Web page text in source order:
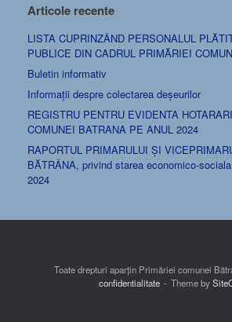
Articole recente
LISTA CUPRINZÂND PERSONALUL
PUBLICE DIN CADRUL PRIMĂRIEI
Buletin informativ
Informații despre colectarea deșeurilor
REGISTRU PENTRU EVIDENTA
COMUNEI BATRANA PE ANUL 2024
RAPORTUL PRIMARULUI ȘI
BĂTRÂNA, privind starea economico-
2024
Toate drepturi aparțin Primăriei comunei
confidentialitate
Theme by